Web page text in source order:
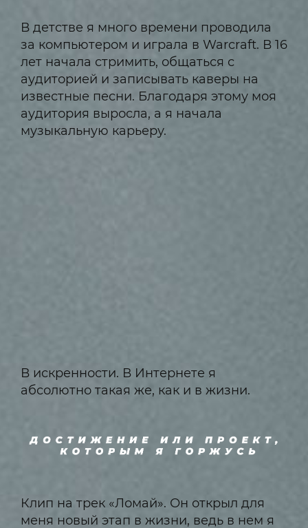
В детстве я много времени проводила
за компьютером и играла в Warcraft. В 16
лет начала стримить, общаться с
аудиторией и записывать каверы на
известные песни. Благодаря этому моя
аудитория выросла, а я начала
музыкальную карьеру.
В искренности. В Интернете я
абсолютно такая же, как и в жизни.
Клип на трек «Ломай». Он открыл для
меня новый этап в жизни, ведь в нем я